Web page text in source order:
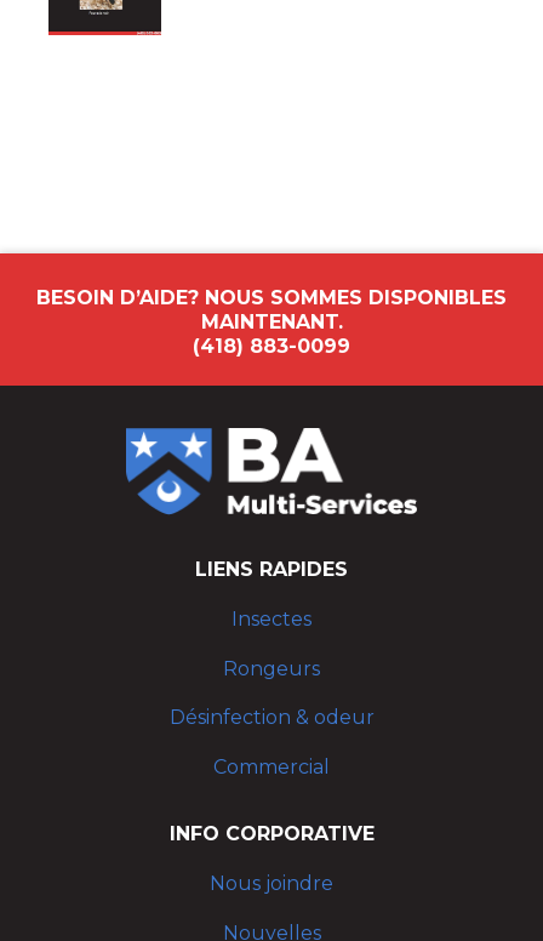
BESOIN D’AIDE? NOUS SOMMES DISPONIBLES
MAINTENANT.
(418) 883-0099
LIENS RAPIDES
Insectes
Rongeurs
Désinfection & odeur
Commercial
INFO CORPORATIVE
Nous joindre
Nouvelles